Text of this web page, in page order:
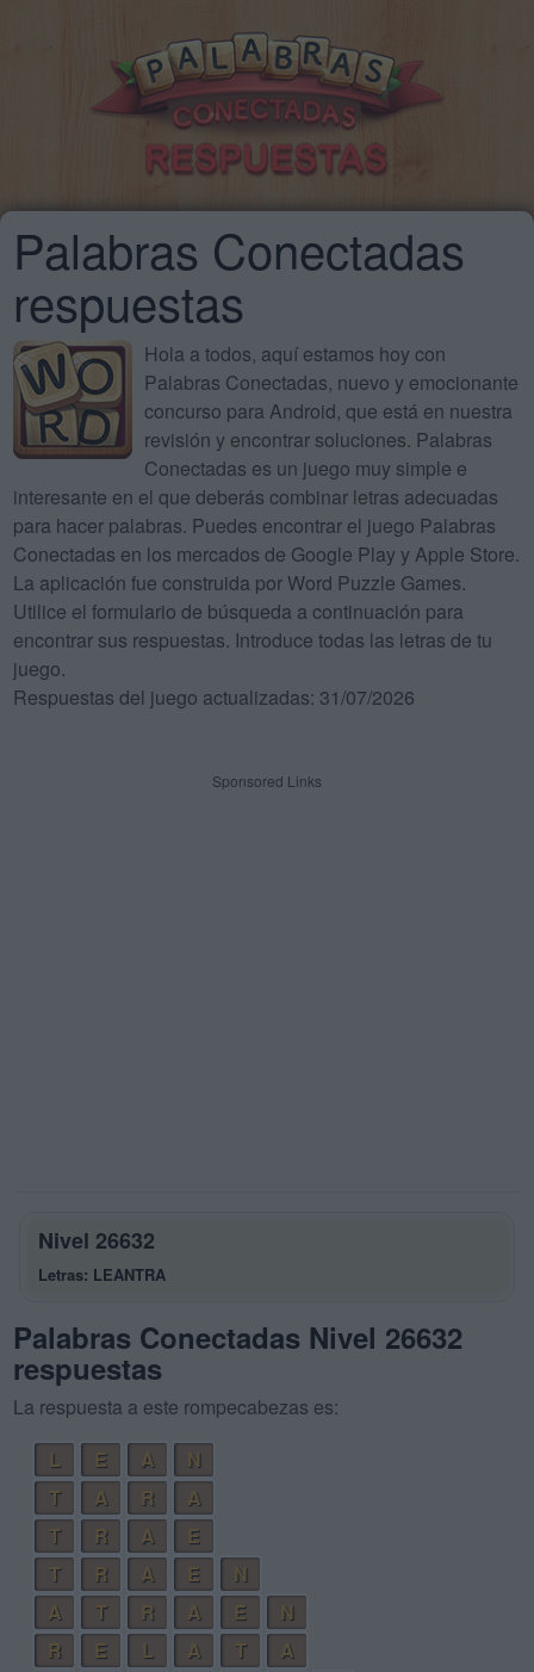
Palabras Conectadas
respuestas
Hola a todos, aquí estamos hoy con
Palabras Conectadas, nuevo y emocionante
concurso para Android, que está en nuestra
revisión y encontrar soluciones. Palabras
Conectadas es un juego muy simple e
interesante en el que deberás combinar letras adecuadas
para hacer palabras. Puedes encontrar el juego Palabras
Conectadas en los mercados de Google Play y Apple Store.
La aplicación fue construida por Word Puzzle Games.
Utilice el formulario de búsqueda a continuación para
encontrar sus respuestas. Introduce todas las letras de tu
juego.
Respuestas del juego actualizadas: 31/07/2026
Sponsored Links
Nivel 26632
Letras: LEANTRA
Palabras Conectadas Nivel 26632
respuestas
La respuesta a este rompecabezas es:
L
E A
N
T
A R
A
T
R A
E
T
R A E
N
A
T R A E
N
R
E L A T
A